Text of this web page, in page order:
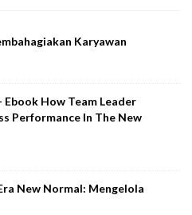
Karyawan
Ebook How Team Leader
Performance In The New
New Normal: Mengelola